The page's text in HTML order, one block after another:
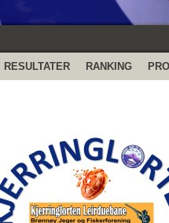
RESULTATER RANKING